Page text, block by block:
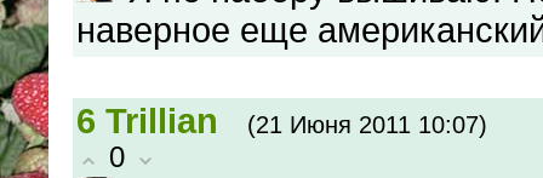
наверное еще
6 Trillian (21 Июня 2011 10:07)
0